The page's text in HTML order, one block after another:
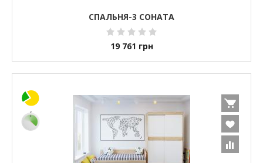
СПАЛЬНЯ-3 СОНАТА
19 761 грн